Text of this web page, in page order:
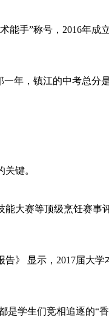
手”称号，2016年成
年，镇江的中考总
键。
赛等顶级烹饪赛事
显示，2017届大学
生们竞相追逐的“